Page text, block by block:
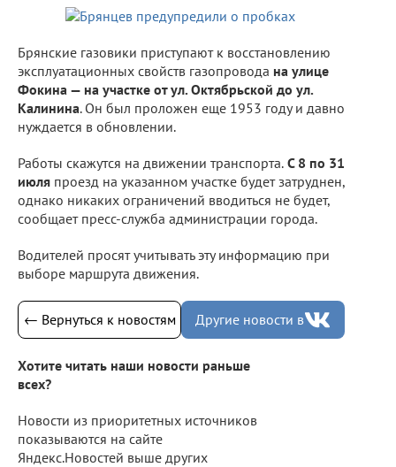
Брянские газовики приступают к восстановлению
эксплуатационных свойств газопровода на улице
Фокина — на участке от ул. Октябрьской до ул.
Калинина. Он был проложен еще 1953 году и давно
нуждается в обновлении.
Работы скажутся на движении транспорта. С 8 по 31
июля проезд на указанном участке будет затруднен,
однако никаких ограничений вводиться не будет,
сообщает пресс-служба администрации города.
Водителей просят учитывать эту информацию при
выборе маршрута движения.
← Вернуться к новостям Другие новости в
Хотите читать наши новости раньше
всех?
Новости из приоритетных источников
показываются на сайте
Яндекс.Новостей выше других